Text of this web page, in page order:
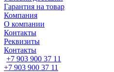
Гарантия на товар
Компания
О компании
Контакты
Реквизиты
Контакты
+7 903 900 37 11
+7 903 900 37 11